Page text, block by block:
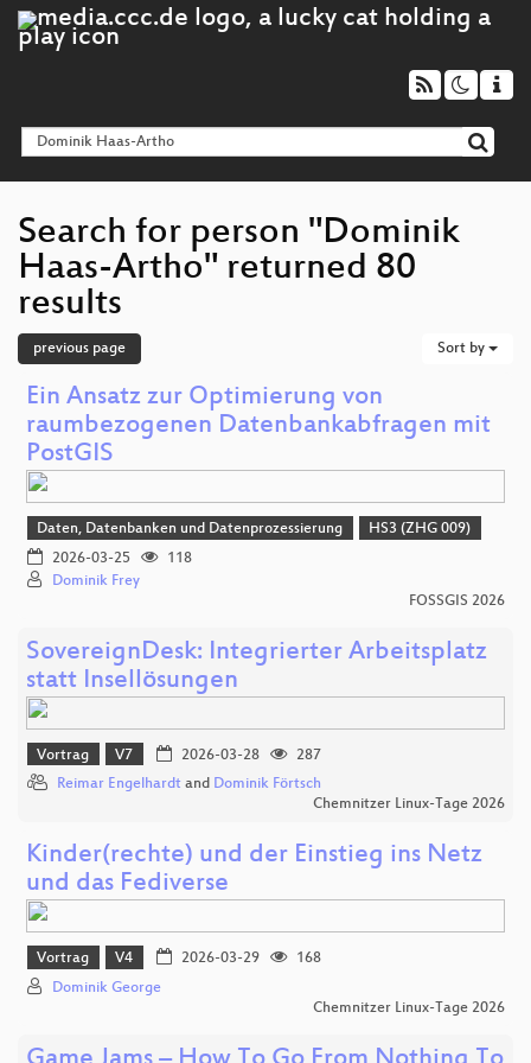
Search for person "Dominik
Haas-Artho" returned 80
results
previous page Sort by
Ein Ansatz zur Optimierung von
raumbezogenen Datenbankabfragen mit
PostGIS
Daten, Datenbanken und Datenprozessierung
HS3 (ZHG 009)
2026-03-25
118
Dominik Frey
FOSSGIS 2026
SovereignDesk: Integrierter Arbeitsplatz
statt Insellösungen
Vortrag V7 2026-03-28
287
Reimar Engelhardt and Dominik Förtsch
Chemnitzer Linux-Tage 2026
Kinder(rechte) und der Einstieg ins Netz
und das Fediverse
Vortrag V4 2026-03-29
168
Dominik George
Chemnitzer Linux-Tage 2026